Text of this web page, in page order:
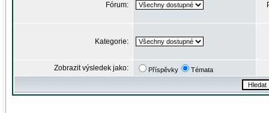
Fórum:
Kategorie:
Zobrazit výsledek jako: Příspěvky Témata